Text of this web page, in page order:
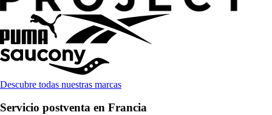
Descubre todas nuestras marcas
Servicio postventa en Francia